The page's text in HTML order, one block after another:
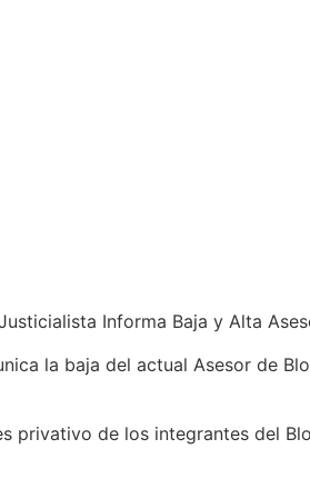
Informa Baja y Alta
la baja del actual Asesor de
privativo de los integrantes del